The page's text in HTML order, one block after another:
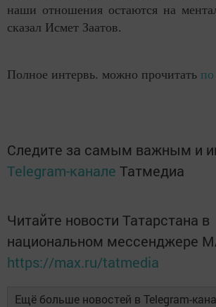
наши отношения остаются на
сказал Исмет Заатов.
Полное интервь. можно прочитать
Следите за самым важным и
Telegram-канале Татмедиа
Читайте новости Татарстана в
национальном мессенджере
https://max.ru/tatmedia
Ещё больше новостей в Telegram-